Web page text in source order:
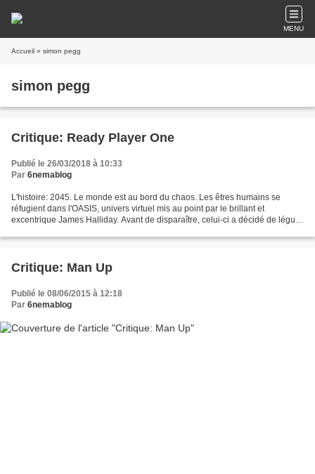
MENU
Accueil » simon pegg
simon pegg
Critique: Ready Player One
Publié le 26/03/2018 à 10:33
Par 6nemablog
L'histoire: 2045. Le monde est au bord du chaos. Les êtres humains se
réfugient dans l'OASIS, univers virtuel mis au point par le brillant et
excentrique James Halliday. Avant de disparaître, celui-ci a décidé de léguer
Critique: Man Up
Publié le 08/06/2015 à 12:18
Par 6nemablog